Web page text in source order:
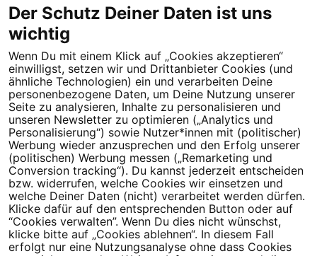
Dein Engagement macht den Unterschied. Schließe Dich 4,5
Millionen Menschen an.
Newsletter bestellen
Campact e.V.
IBAN DE95 2‍5‍1‍2 0‍5‍1‍0 6‍9‍8‍0 0‍0‍0‍0 0‍0
SozialBank
Direkt online spenden
Der Schutz Deiner Daten ist uns
wichtig
Wenn Du mit einem Klick auf „Cookies akzeptieren“
einwilligst, setzen wir und Drittanbieter Cookies (und
ähnliche Technologien) ein und verarbeiten Deine
personenbezogene Daten, um Deine Nutzung unserer
Seite zu analysieren, Inhalte zu personalisieren und
unseren Newsletter zu optimieren („Analytics und
Personalisierung“) sowie Nutzer*innen mit (politischer)
Werbung wieder anzusprechen und den Erfolg unserer
(politischen) Werbung messen („Remarketing und
Conversion tracking“). Du kannst jederzeit entscheiden
bzw. widerrufen, welche Cookies wir einsetzen und
welche Deiner Daten (nicht) verarbeitet werden dürfen.
Klicke dafür auf den entsprechenden Button oder auf
“Cookies verwalten”. Wenn Du dies nicht wünschst,
klicke bitte auf „Cookies ablehnen“. In diesem Fall
erfolgt nur eine Nutzungsanalyse ohne dass Cookies